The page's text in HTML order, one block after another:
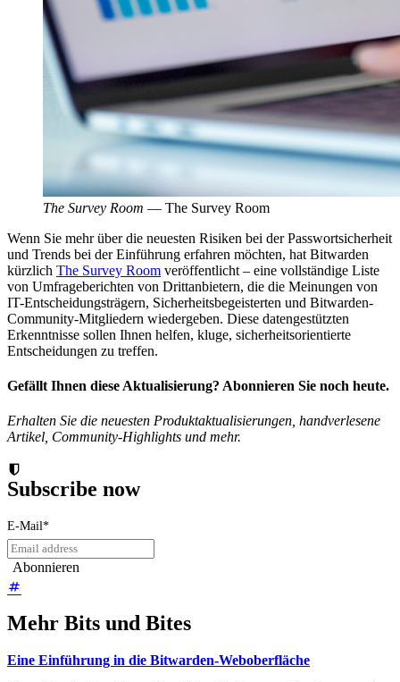
The Survey Room — The Survey Room
Wenn Sie mehr über die neuesten Risiken bei der Passwortsicherheit
und Trends bei der Einführung erfahren möchten, hat Bitwarden
kürzlich The Survey Room veröffentlicht – eine vollständige Liste
von Umfrageberichten von Drittanbietern, die die Meinungen von
IT-Entscheidungsträgern, Sicherheitsbegeisterten und Bitwarden-
Community-Mitgliedern wiedergeben. Diese datengestützten
Erkenntnisse sollen Ihnen helfen, kluge, sicherheitsorientierte
Entscheidungen zu treffen.
Gefällt Ihnen diese Aktualisierung? Abonnieren Sie noch heute.
Erhalten Sie die neuesten Produktaktualisierungen, handverlesene
Artikel, Community-Highlights und mehr.
Subscribe now
E-Mail*
Mehr Bits und Bites
Eine Einführung in die Bitwarden-Weboberfläche